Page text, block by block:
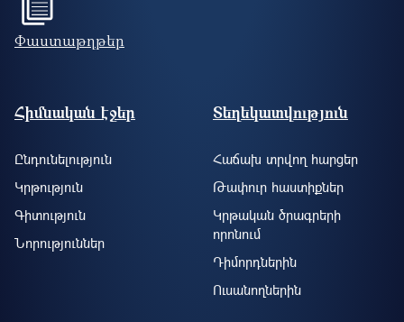
Փաստաթղթեր
Footer site information
Հիմնական էջեր
Ընդունելություն
Կրթություն
Գիտություն
Նորություններ
Տեղեկատվություն
Հաճախ տրվող հարցեր
Թափուր հաստիքներ
Կրթական ծրագրերի
որոնում
Դիմորդներին
Ուսանողներին